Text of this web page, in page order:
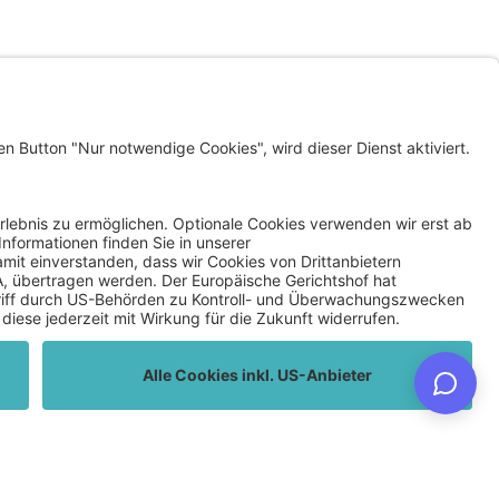
KLAGENFURT WOHNEN
INVEST IN KLAGENFURT
SMART CLIMATE LAB
Datenschutz Privatsphäre